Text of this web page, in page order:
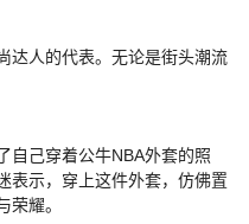
达人的代表。无论是街头潮流
自己穿着公牛NBA外套的照
表示，穿上这件外套，仿佛置
荣耀。